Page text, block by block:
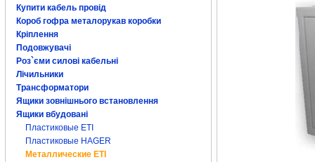
Купити кабель провід
Короб гофра металорукав коробки
Кріплення
Подовжувачі
Роз`єми силові кабельні
Лічильники
Трансформатори
Ящики зовнішнього встановлення
Ящики вбудовані
Пластиковые ЕTI
Пластиковые HAGER
Металлические ETI